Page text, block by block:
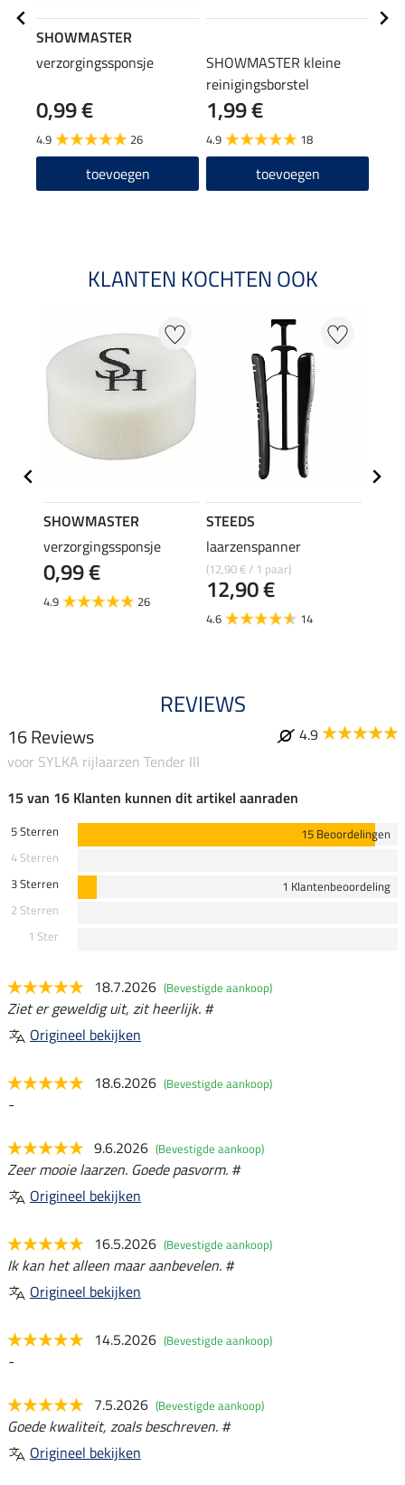
SHOWMASTER
verzorgingssponsje
0,99 €
4.9 26
toevoegen
SHOWMASTER kleine
reinigingsborstel
1,99 €
4.9 18
toevoegen
KLANTEN KOCHTEN OOK
SHOWMASTER
verzorgingssponsje
0,99 €
4.9 26
STEEDS
laarzenspanner
(12,90 € / 1 paar)
12,90 €
4.6 14
REVIEWS
16 Reviews
4.9
voor SYLKA rijlaarzen Tender III
15 van 16 Klanten kunnen dit artikel aanraden
5 Sterren
15 Beoordelingen
4 Sterren
3 Sterren
1 Klantenbeoordeling
2 Sterren
1 Ster
18.7.2026 (Bevestigde aankoop)
Ziet er geweldig uit, zit heerlijk. #
Origineel bekijken
18.6.2026 (Bevestigde aankoop)
-
9.6.2026 (Bevestigde aankoop)
Zeer mooie laarzen. Goede pasvorm. #
Origineel bekijken
16.5.2026 (Bevestigde aankoop)
Ik kan het alleen maar aanbevelen. #
Origineel bekijken
14.5.2026 (Bevestigde aankoop)
-
7.5.2026 (Bevestigde aankoop)
Goede kwaliteit, zoals beschreven. #
Origineel bekijken